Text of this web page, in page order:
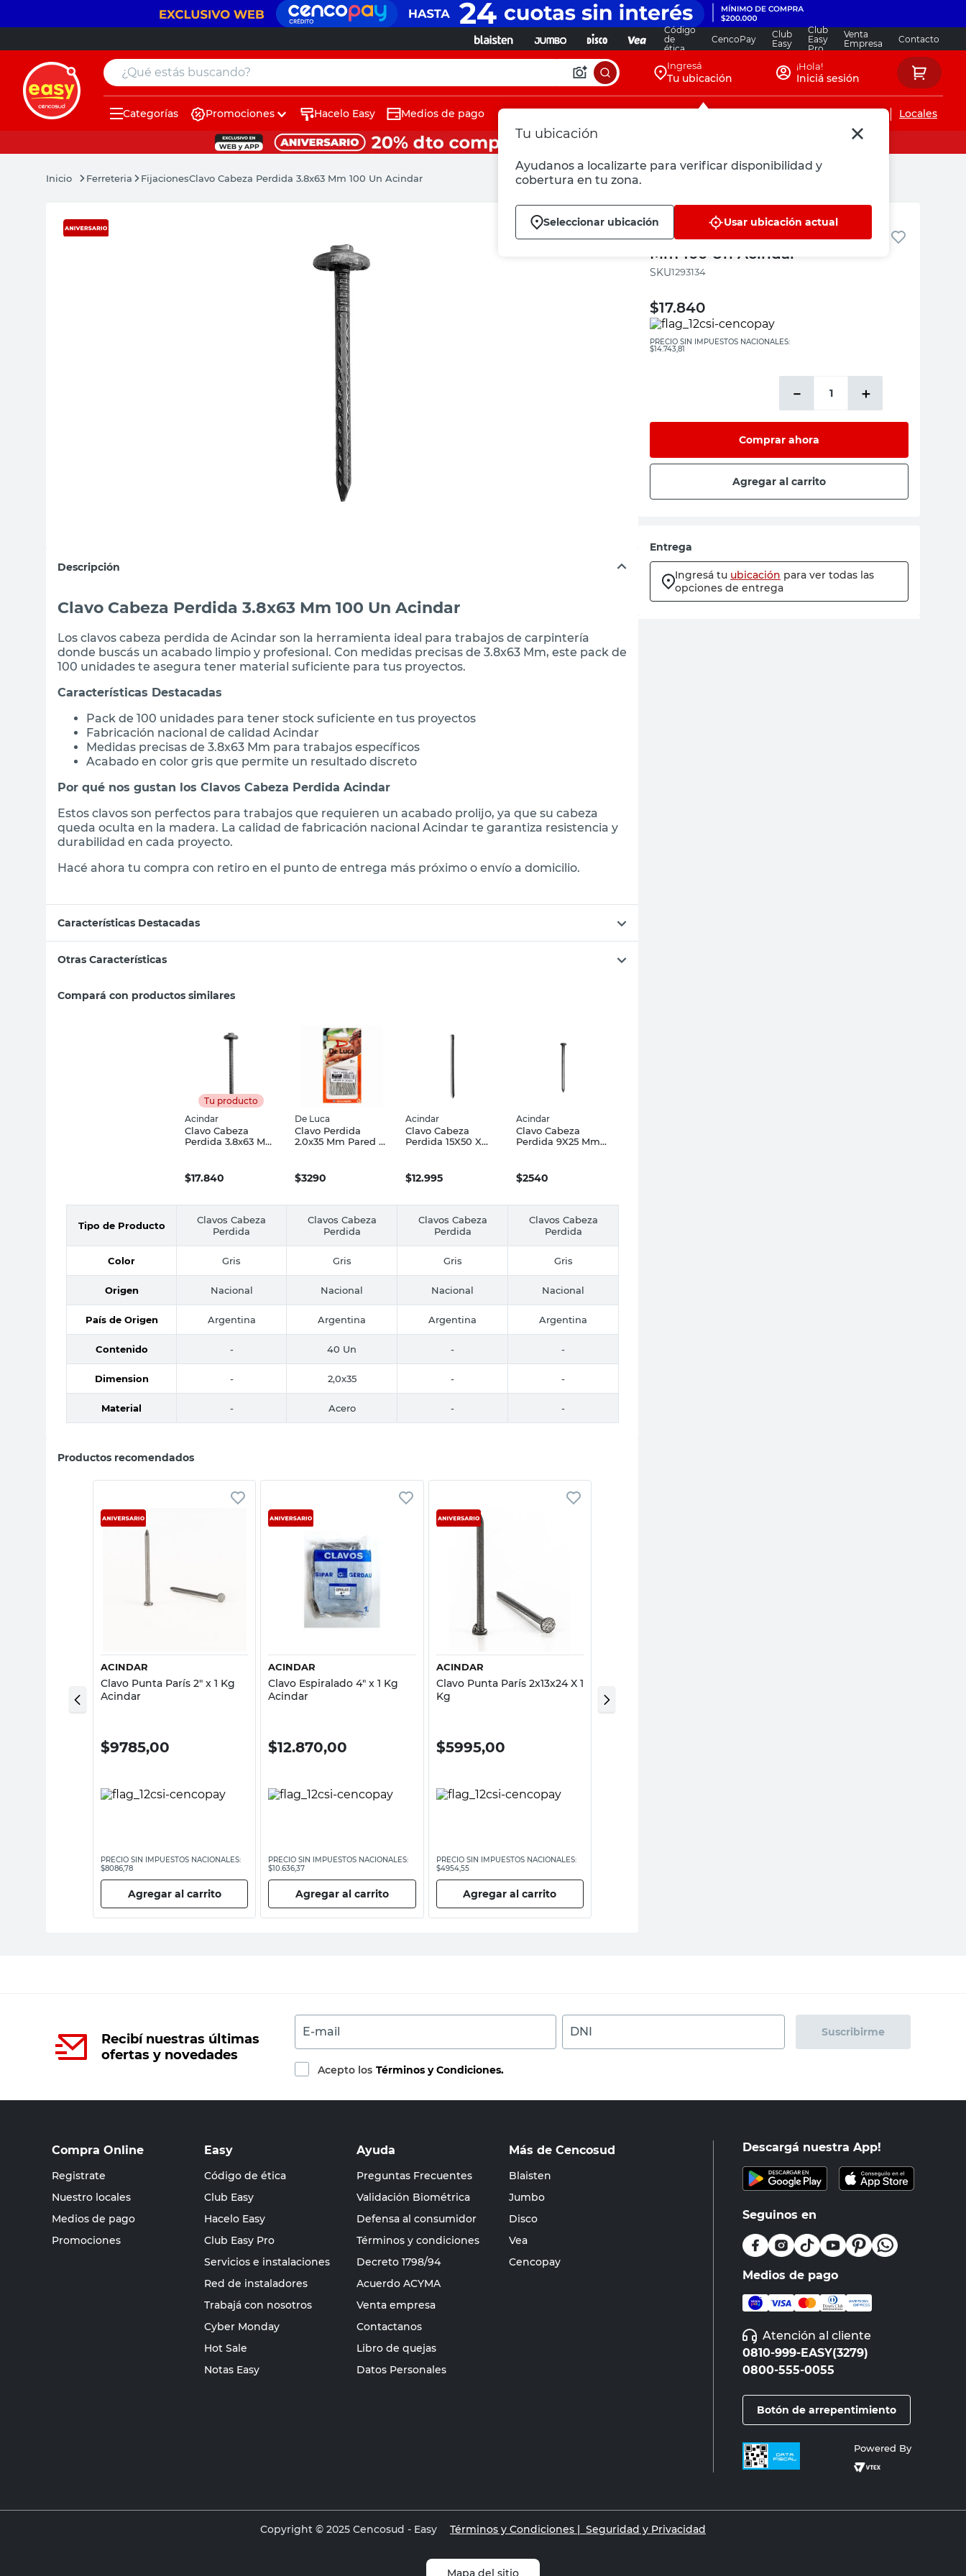
Código
de
ética
CencoPay
Club
Easy
Club
Easy
Pro
Venta
Empresa
Contacto
¿Qué estás buscando? Ingresá
Tu ubicación
Tu ubicación
Ayudanos a localizarte para verificar disponibilidad y
cobertura en tu zona.
Seleccionar ubicación Usar ubicación actual
¡Hola!
Iniciá sesión
Categorías Promociones Hacelo Easy Medios de pago Servicios de instalaciones Locales
Ferreteria FijacionesClavo Cabeza Perdida 3.8x63 Mm 100 Un Acindar
Descripción
Clavo Cabeza Perdida 3.8x63 Mm 100 Un Acindar
Los clavos cabeza perdida de Acindar son la herramienta ideal para trabajos de carpintería
donde buscás un acabado limpio y profesional. Con medidas precisas de 3.8x63 Mm, este pack de
100 unidades te asegura tener material suficiente para tus proyectos.
Características Destacadas
Pack de 100 unidades para tener stock suficiente en tus proyectos
Fabricación nacional de calidad Acindar
Medidas precisas de 3.8x63 Mm para trabajos específicos
Acabado en color gris que permite un resultado discreto
Por qué nos gustan los Clavos Cabeza Perdida Acindar
Estos clavos son perfectos para trabajos que requieren un acabado prolijo, ya que su cabeza
queda oculta en la madera. La calidad de fabricación nacional Acindar te garantiza resistencia y
durabilidad en cada proyecto.
Hacé ahora tu compra con retiro en el punto de entrega más próximo o envío a domicilio.
Características Destacadas
Otras Características
Compará con productos similares
Tu producto
Acindar
Clavo Cabeza
Perdida 3.8x63 Mm
$17.840
De Luca
Clavo Perdida
2.0x35 Mm Pared y
$3290
Acindar
Clavo Cabeza
Perdida 15X50 X
$12.995
Acindar
Clavo Cabeza
Perdida 9X25 Mm
$2540
Tipo de Producto
Clavos Cabeza
Perdida
Clavos Cabeza
Perdida
Clavos Cabeza
Perdida
Clavos Cabeza
Perdida
Color Gris Gris Gris Gris
Origen Nacional Nacional Nacional Nacional
País de Origen Argentina Argentina Argentina Argentina
Contenido - 40 Un - -
Dimension - 2,0x35 - -
Material - Acero - -
Productos recomendados
ACINDAR
Clavo Punta París 2" x 1 Kg
Acindar
$9785,00
PRECIO SIN IMPUESTOS NACIONALES:
$8086,78
Agregar al carrito
Vista rápida
ACINDAR
Clavo Espiralado 4" x 1 Kg
Acindar
$12.870,00
PRECIO SIN IMPUESTOS NACIONALES:
$10.636,37
Agregar al carrito
Vista rápida
ACINDAR
Clavo Punta París 2x13x24 X 1
Kg
$5995,00
PRECIO SIN IMPUESTOS NACIONALES:
$4954,55
Agregar al carrito
Mm X 1 Kg
Acindar
Clavo Cabeza Perdida 3.8x63
Mm 100 Un Acindar
:1293134
$17.840
PRECIO SIN IMPUESTOS NACIONALES:
$14.743,81
＋
－
Comprar ahora
Agregar al carrito
Entrega
Ingresá tu ubicación para ver todas las
opciones de entrega
Recibí nuestras últimas
ofertas y novedades
E-mail DNI Suscribirme
Acepto los Términos y Condiciones.
Compra Online
Registrate
Nuestro locales
Medios de pago
Promociones
Easy
Código de ética
Club Easy
Hacelo Easy
Club Easy Pro
Servicios e instalaciones
Red de instaladores
Trabajá con nosotros
Cyber Monday
Hot Sale
Notas Easy
Ayuda
Preguntas Frecuentes
Validación Biométrica
Defensa al consumidor
Términos y condiciones
Decreto 1798/94
Acuerdo ACYMA
Venta empresa
Contactanos
Libro de quejas
Datos Personales
Más de Cencosud
Blaisten
Jumbo
Disco
Vea
Cencopay
Descargá nuestra App!
Seguinos en
Medios de pago
Atención al cliente
0810-999-EASY(3279)
0800-555-0055
Botón de arrepentimiento
Powered By
Copyright © 2025 Cencosud - Easy Términos y Condiciones | Seguridad y Privacidad
Mapa del sitio
muebles